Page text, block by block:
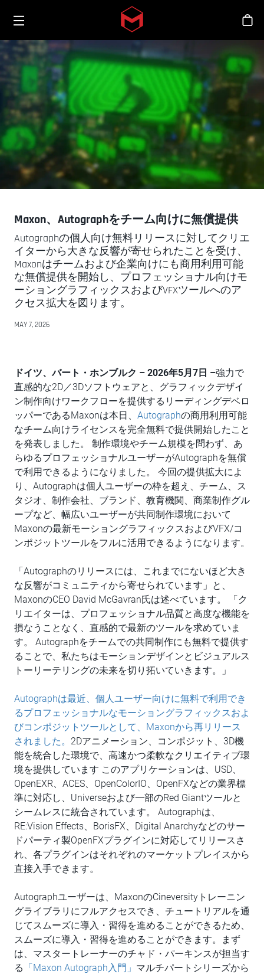
Skip to main content
Toggle menu
シ
Maxon、Autographをチーム向けに無償提供
Autographの個人向け無料リリースに対してクリエ
イターから大きな反響が寄せられたことを受け、
Maxonはチームおよび企業向けにも商用利用可能
な無償提供を開始し、プロフェッショナル向けモ
ーショングラフィックスおよびVFXツールへのア
クセス拡大を図ります。
MAY 7, 2026
ドイツ、バート・ホンブルク – 2026年5月7日 –強力で
直感的な2D／3Dソフトウェアと、グラフィックデザイ
ン制作向けワークフローを提供するリーディングデベロ
ッパーであるMaxonは本日、 Autographの商用利用可能
なチーム向けライセンスを完全無料で提供開始したこと
を発表しました。 制作環境やチーム規模を問わず、あ
らゆるプロフェッショナルユーザーがAutographを無償
で利用できるようになりました。 今回の提供拡大によ
り、Autographは個人ユーザーの枠を超え、チーム、ス
タジオ、制作会社、ブランド、教育機関、商業制作グル
ープなど、幅広いユーザーが共同制作環境において
Maxonの最新モーショングラフィックスおよびVFX/コ
ンポジットツールをフルに活用できるようになります。
「Autographのリリースには、これまでにないほど大き
な反響がコミュニティから寄せられています」と、
MaxonのCEO David McGavran氏は述べています。 「ク
リエイターは、プロフェッショナル品質と高度な機能を
損なうことなく、直感的で最新のツールを求めていま
す。 Autographをチームでの共同制作にも無料で提供す
ることで、私たちはモーションデザインとビジュアルス
トーリーテリングの未来を切り拓いていきます。」
Autographは最近、個人ユーザー向けに無料で利用でき
るプロフェッショナルなモーショングラフィックスおよ
びコンポジットツールとして、Maxonから再リリース
されました。 2Dアニメーション、コンポジット、3D機
能を統合した環境で、高速かつ柔軟なクリエイティブ環
境を提供しています このアプリケーションは、USD、
OpenEXR、ACES、OpenColorIO、OpenFXなどの業界標
準に対応し、Universeおよび一部のRed Giantツールと
シームレスに統合されています。 Autographは、
RE:Vision Effects、BorisFX、Digital Anarchyなどのサー
ドパーティ製OpenFXプラグインに対応してリリースさ
れ、各プラグインはそれぞれのマーケットプレイスから
直接入手できます。
Autographユーザーは、MaxonのCineversityトレーニン
グライブラリにフルアクセスでき、チュートリアルを通
じてスムーズに導入・習得を進めることができるため、
スムーズに導入・習得を進めることができます。まず
は、マスタートレーナーのチャド・パーキンスが担当す
る 「Maxon Autograph入門」 マルチパートシリーズから